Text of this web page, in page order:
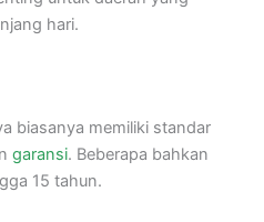
hari.
biasanya memiliki standar
garansi. Beberapa bahkan
15 tahun.